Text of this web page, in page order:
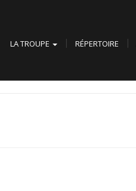
LA TROUPE RÉPERTOIRE